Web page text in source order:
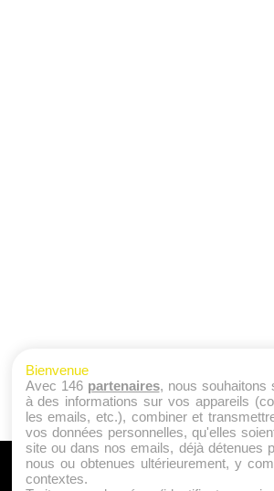
A PROPOS
Bienvenue
Avec 146 partenaires, nous souhaitons
à des informations sur vos appareils
les emails, etc.), combiner et
vos données personnelles, qu'elles
site ou dans nos emails, déjà détenues
nous ou obtenues ultérieurement, y
contextes.